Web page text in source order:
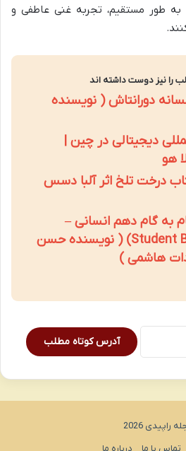
به طور مستقیم، تجربه غنی عاطفی و
را نیز دوست داشته اند
دورانتاش ( نویسنده
دیجیتالی در چین |
هو
درخت تلخ اثر آلبا دسس
به گام دهم انسانی –
انگلیسی (Student Book) ( نویسنده حسن
هاشمی )
آدرس کوتاه مطلب
راپیدی 2026
تماس با ما درباره ما